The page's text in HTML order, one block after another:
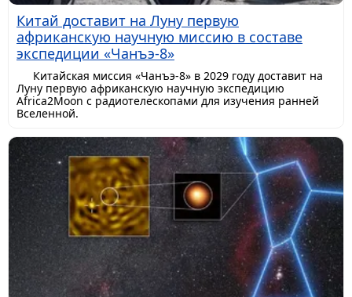
Китай доставит на Луну первую
африканскую научную миссию в составе
экспедиции «Чанъэ-8»
Китайская миссия «Чанъэ-8» в 2029 году доставит на
Луну первую африканскую научную экспедицию
Africa2Moon с радиотелескопами для изучения ранней
Вселенной.